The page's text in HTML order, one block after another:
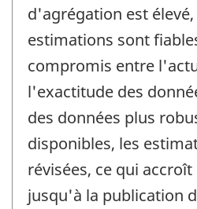
d'agrégation est
estimations sont
compromis entre
l'exactitude des
des données plus
disponibles, les
révisées, ce qui
jusqu'à la publication